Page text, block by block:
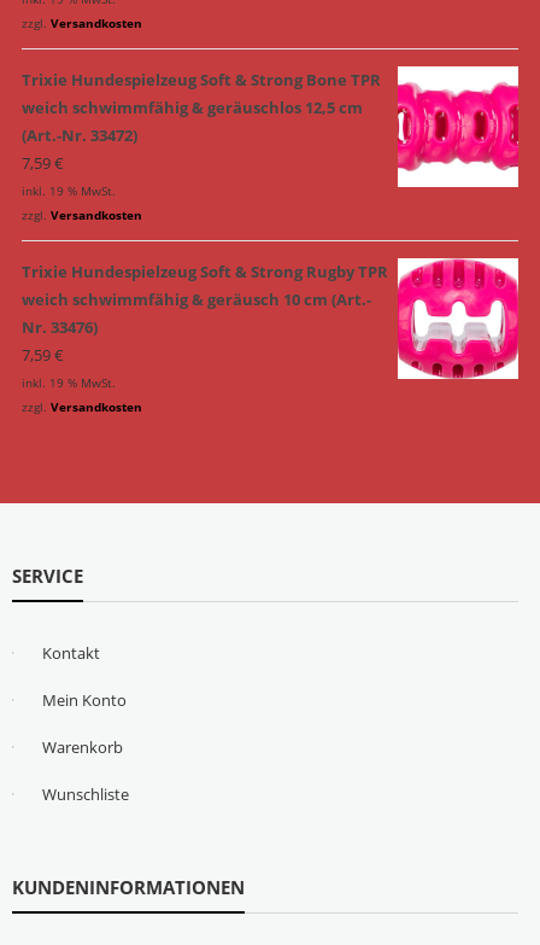
zzgl. Versandkosten
Trixie Hundespielzeug Soft & Strong Bone TPR
weich schwimmfähig & geräuschlos 12,5 cm
(Art.-Nr. 33472)
7,59€
inkl. 19 % MwSt.
zzgl. Versandkosten
Trixie Hundespielzeug Soft & Strong Rugby TPR
weich schwimmfähig & geräusch 10 cm (Art.-
Nr. 33476)
7,59€
inkl. 19 % MwSt.
zzgl. Versandkosten
SERVICE
Kontakt
Mein Konto
Warenkorb
Wunschliste
KUNDENINFORMATIONEN